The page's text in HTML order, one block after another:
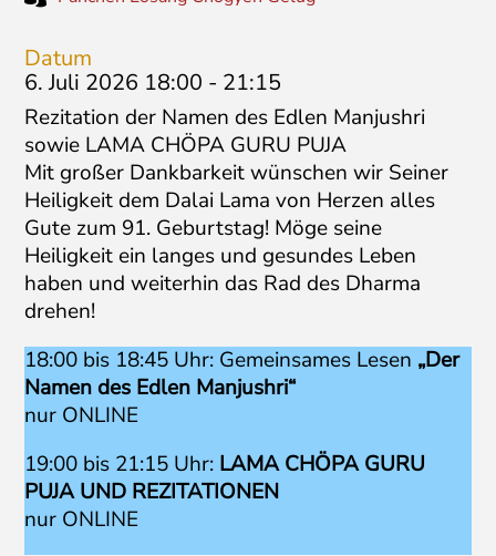
Datum
6. Juli 2026 18:00 - 21:15
Rezitation der Namen des Edlen Manjushri
sowie LAMA CHÖPA GURU PUJA
Mit großer Dankbarkeit wünschen wir Seiner
Heiligkeit dem Dalai Lama von Herzen alles
Gute zum 91. Geburtstag! Möge seine
Heiligkeit ein langes und gesundes Leben
haben und weiterhin das Rad des Dharma
drehen!
18:00 bis 18:45 Uhr: Gemeinsames Lesen „Der
Namen des Edlen Manjushri“
nur ONLINE
19:00 bis 21:15 Uhr: LAMA CHÖPA GURU
PUJA UND REZITATIONEN
nur ONLINE